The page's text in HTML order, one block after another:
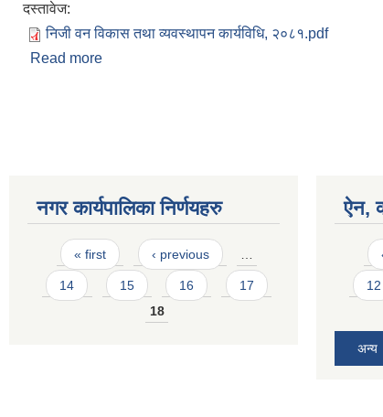
दस्तावेज:
निजी वन विकास तथा व्यवस्थापन कार्यविधि, २०८१.pdf
Read more
नगर कार्यपालिका निर्णयहरु
Pages
« first ‹ previous
14 15 16
17
18
ऐन,
12
अन्य